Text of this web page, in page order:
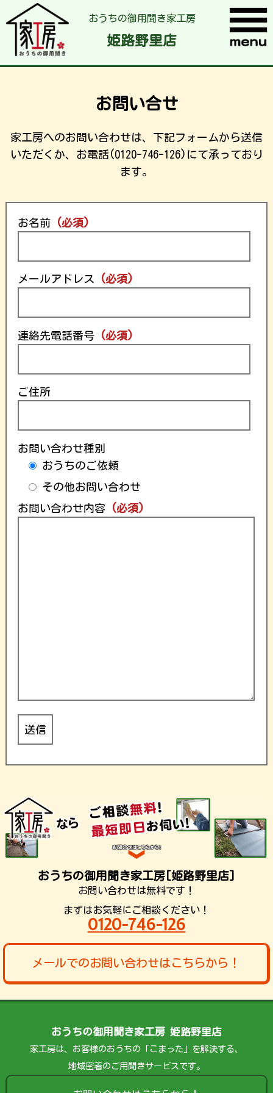
おうちの御用聞き家工房
姫路野里店
お問い合せ
家工房へのお問い合わせは、下記フォームから送信
いただくか、お電話(0120-746-126)にて承っており
ます。
お名前 (必須)
メールアドレス (必須)
連絡先電話番号 (必須)
ご住所
お問い合わせ種別
おうちのご依頼
その他お問い合わせ
お問い合わせ内容
(必須)
おうちの御用聞き家工房[姫路野里店]
お問い合わせは無料です！
まずはお気軽にご相談ください！
0120-746-126
メールでのお問い合わせはこちらから！
おうちの御用聞き家工房 姫路野里店
家工房は、お客様のおうちの「こまった」を解決する、
地域密着のご用聞きサービスです。